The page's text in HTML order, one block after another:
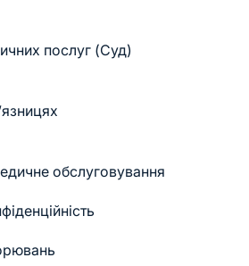
послуг (Суд)
обслуговування